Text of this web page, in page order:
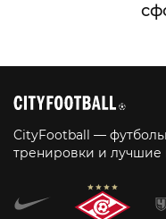
CityFootball —
тренировки и